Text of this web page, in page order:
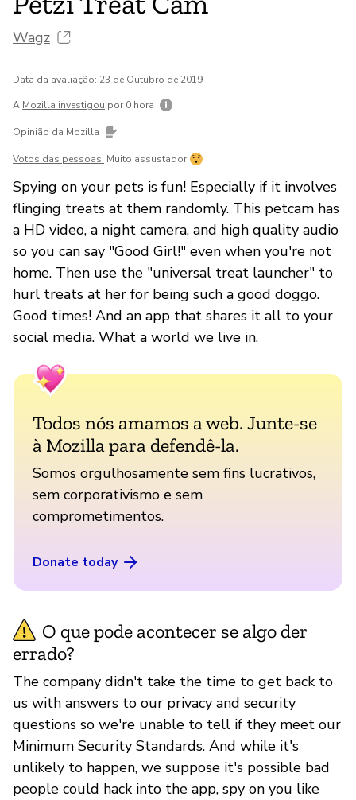
Wagz
Data da avaliação: 23 de Outubro de 2019
A Mozilla investigou por 0 hora
Opinião da Mozilla
Votos das pessoas: Muito assustador
Spying on your pets is fun! Especially if it involves
flinging treats at them randomly. This petcam has
a HD video, a night camera, and high quality audio
so you can say "Good Girl!" even when you're not
home. Then use the "universal treat launcher" to
hurl treats at her for being such a good doggo.
Good times! And an app that shares it all to your
social media. What a world we live in.
Todos nós amamos a web. Junte-se
à Mozilla para defendê-la.
Somos orgulhosamente sem fins lucrativos,
sem corporativismo e sem
comprometimentos.
Donate today
O que pode acontecer se algo der
errado?
The company didn't take the time to get back to
us with answers to our privacy and security
questions so we're unable to tell if they meet our
Minimum Security Standards. And while it's
unlikely to happen, we suppose it's possible bad
people could hack into the app, spy on you like